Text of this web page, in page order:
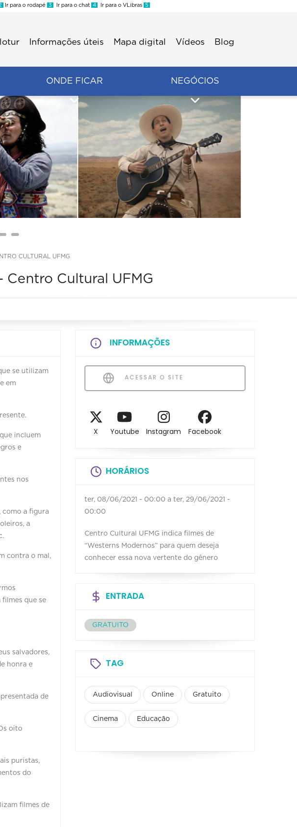
Ir para o rodapé 3 Ir para o chat 4 Ir para o VLibras 5
Informações úteis Mapa digital Vídeos Blog
ONDE FICAR NEGÓCIOS
CULTURAL UFMG
Centro Cultural UFMG
se utilizam
em
incluem
e
nos
como a figura
a
contra o mal,
que se
salvadores,
honra e
de
oito
puristas,
do
filmes de
INFORMAÇÕES
ACESSAR O SITE
X Youtube Instagram Facebook
HORÁRIOS
ter, 08/06/2021 - 00:00 a ter, 29/06/2021 -
00:00
Centro Cultural UFMG indica filmes de
“Westerns Modernos” para quem deseja
conhecer essa nova vertente do gênero
ENTRADA
GRATUITO
TAG
Audiovisual Online Gratuito
Cinema Educação